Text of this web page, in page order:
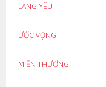
LÀNG YÊU
ƯỚC VỌNG
MIỀN THƯƠNG